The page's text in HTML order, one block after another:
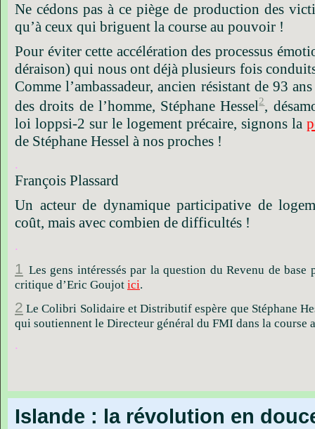
Ne cédons pas à ce piège de production des
qu’à ceux qui briguent la course au pouvoir !
Pour éviter cette accélération des processus
déraison) qui nous ont déjà plusieurs fois
Comme l’ambassadeur, ancien résistant de 93
des droits de l’homme, Stéphane Hessel2,
loi loppsi-2 sur le logement précaire, signons la
de Stéphane Hessel à nos proches !
.
François Plassard
Un acteur de dynamique participative de
coût, mais avec combien de difficultés !
.
1 Les gens intéressés par la question du Revenu de
critique d’Eric Goujot ici.
2 Le Colibri Solidaire et Distributif espère que Stéphane
qui soutiennent le Directeur général du FMI dans la course
.
Islande : la révolution en